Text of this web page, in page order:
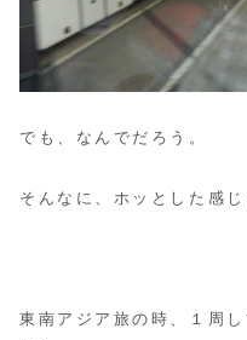
でも、なんでだろう。
そんなに、ホッとした感じ
東南アジア旅の時、１周